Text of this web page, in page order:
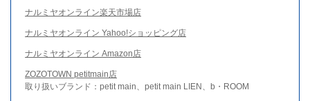
ナルミヤオンライン楽天市場店
ナルミヤオンライン Yahoo!ショッピング店
ナルミヤオンライン Amazon店
ZOZOTOWN petitmain店
取り扱いブランド：petit main、petit main LIEN、b・ROOM